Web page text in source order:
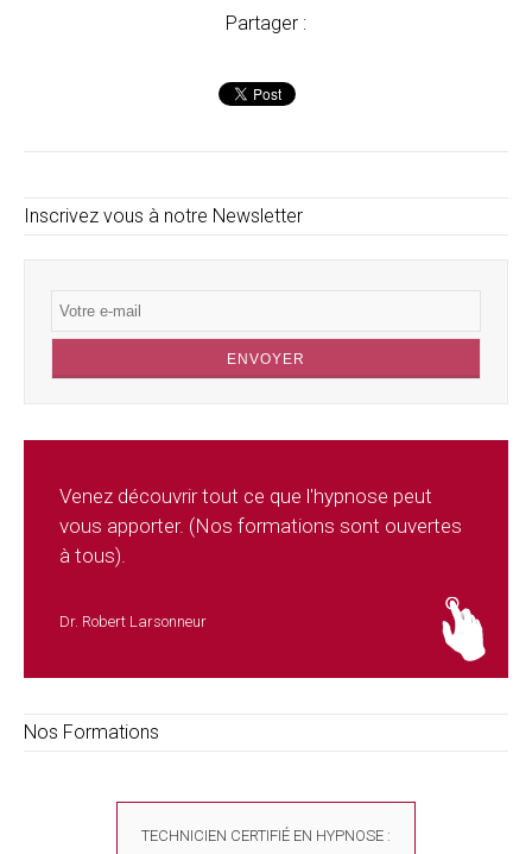
Partager :
Inscrivez vous à notre Newsletter
Venez découvrir tout ce que l'hypnose peut
vous apporter. (Nos formations sont ouvertes
à tous).
Dr. Robert Larsonneur
Nos Formations
TECHNICIEN CERTIFIÉ EN HYPNOSE :